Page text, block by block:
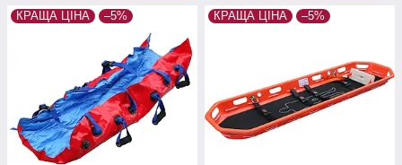
КРАЩА ЦІНА –5% КРАЩА ЦІНА –5%